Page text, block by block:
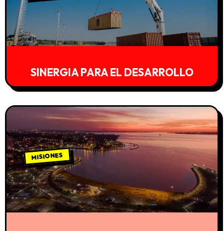
SINERGIA PARA EL DESARROLLO
MISIONES